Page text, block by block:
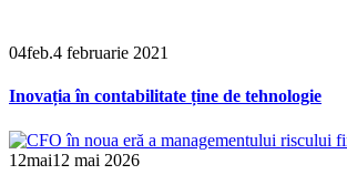
04feb.4 februarie 2021
Inovația în contabilitate ține de tehnologie
12mai12 mai 2026